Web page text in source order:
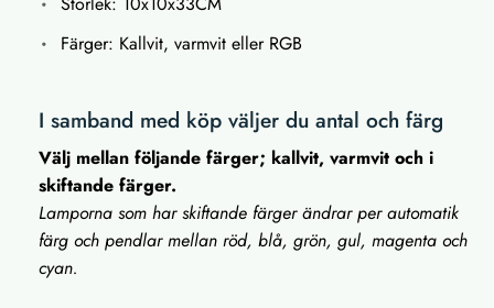
Färger: Kallvit, varmvit eller RGB
I samband med köp väljer du antal och färg
Välj mellan följande färger; kallvit, varmvit och i
skiftande färger.
Lamporna som har skiftande färger ändrar per automatik
färg och pendlar mellan röd, blå, grön, gul, magenta och
cyan.